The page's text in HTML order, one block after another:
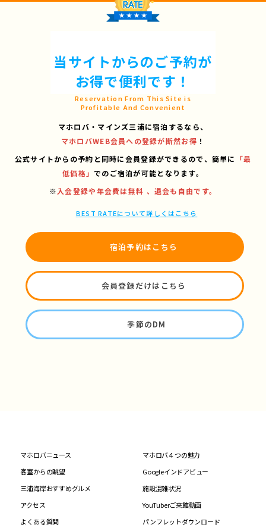
当サイトからのご予約が
お得で便利です！
Reservation From This Site is
Profitable And Convenient
マホロバ・マインズ三浦に宿泊するなら、
マホロバWEB会員への登録が断然お得 ！
公式サイトからの予約と同時に会員登録ができるので、 簡単に 「最
低価格」でのご宿泊が可能となります。
※ 入会登録や年会費は無料 、退会も自由です。
BEST RATEについて詳しくはこちら
宿泊予約はこちら
会員登録だけはこちら
季節のDM
マホロバニュース
マホロバ４つの魅力
客室からの眺望
Googleインドアビュー
三浦海岸おすすめグルメ
施設混雑状況
アクセス
YouTuberご来館動画
よくある質問
パンフレットダウンロード